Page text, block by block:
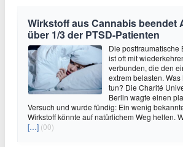
Wirkstoff aus Cannabis beendet
über 1/3 der PTSD-Patienten
Die posttraumatische
ist oft mit
verbunden, die den
extrem belasten.
tun? Die Charité
Berlin wagte einen
Versuch und wurde fündig: Ein wenig
Wirkstoff könnte auf natürlichem Weg helfen.
[…] (00)